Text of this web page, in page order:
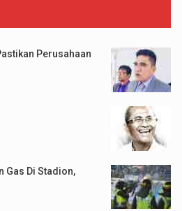
Perusahaan
Gas Di Stadion,